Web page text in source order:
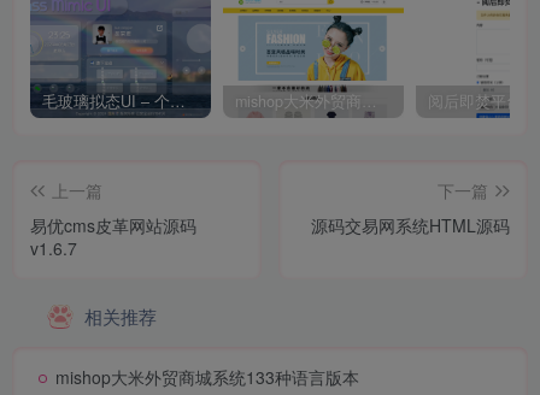
毛玻璃拟态UI – 个人主页（开源版） mishop大米外贸商城系统133种语言版本
上一篇
易优cms皮革网站源码
v1.6.7
下一篇
源码交易网系统HTML源码
相关推荐
mishop大米外贸商城系统133种语言版本